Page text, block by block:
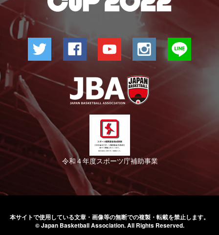
令和４年度スポーツ庁補助事業
本サイトで使用している文章・画像等の無断での複製・転載を禁止します。
© Japan Basketball Association.All Rights Reserved.